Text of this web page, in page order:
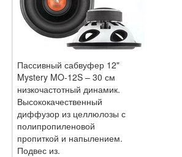
Пассивный сабвуфер 12"
Mystery MO-12S – 30 см
низкочастотный динамик.
Высококачественный
диффузор из целлюлозы с
полипропиленовой
пропиткой и напылением.
Подвес из.